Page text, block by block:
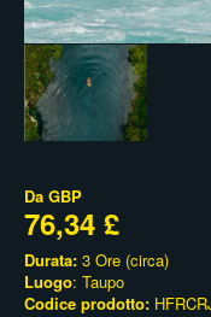
Da GBP
76,34 £
Durata: 3 Ore (circa)
Luogo: Taupo
Codice prodotto: